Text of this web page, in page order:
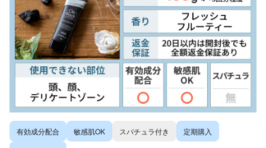
有効成分配合 敏感肌OK スパチュラ付き 定期購入